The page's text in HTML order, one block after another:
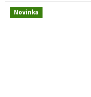
Novinka